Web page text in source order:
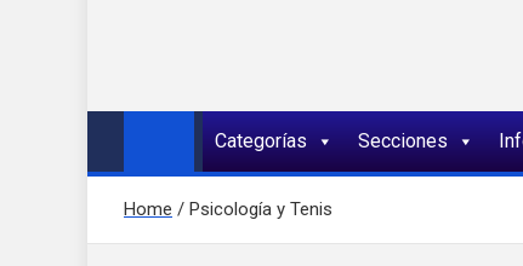
Categorías Secciones
Home Psicología y Tenis